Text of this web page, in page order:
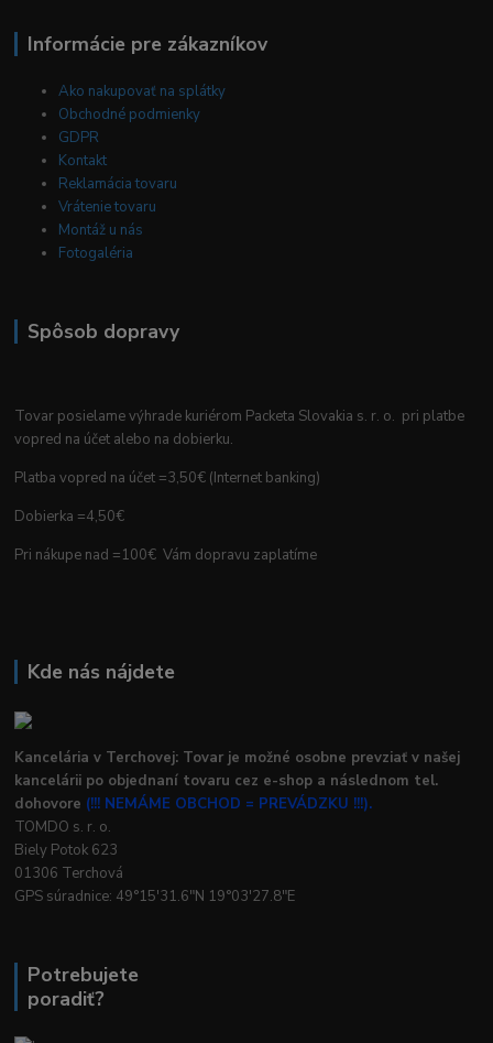
Informácie pre zákazníkov
Ako nakupovať na splátky
Obchodné podmienky
GDPR
Kontakt
Reklamácia tovaru
Vrátenie tovaru
Montáž u nás
Fotogaléria
Spôsob dopravy
Tovar posielame výhrade kuriérom Packeta Slovakia s. r. o. pri platbe
vopred na účet alebo na dobierku.
Platba vopred na účet =3,50€ (Internet banking)
Dobierka =4,50€
Pri nákupe nad =100€ Vám dopravu zaplatíme
Kde nás nájdete
Kancelária v Terchovej: Tovar je možné osobne prevziať v našej
kancelárii po objednaní tovaru cez e-shop a následnom tel.
dohovore (!!! NEMÁME OBCHOD = PREVÁDZKU !!!).
TOMDO s. r. o.
Biely Potok 623
01306 Terchová
GPS súradnice: 49°15'31.6"N 19°03'27.8"E
Potrebujete
poradiť?